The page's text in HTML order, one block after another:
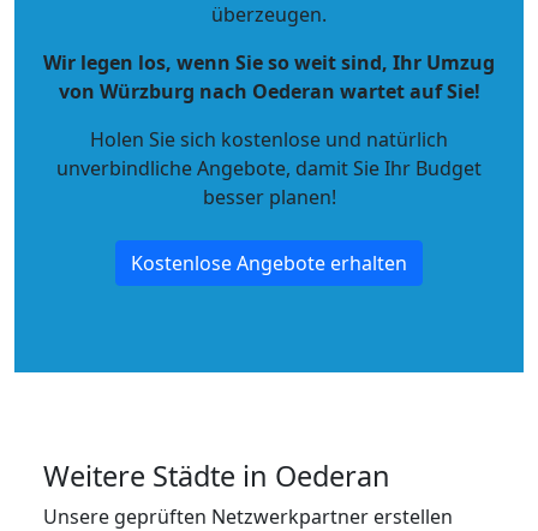
überzeugen.
Wir legen los, wenn Sie so weit sind, Ihr Umzug
von Würzburg nach Oederan wartet auf Sie!
Holen Sie sich kostenlose und natürlich
unverbindliche Angebote, damit Sie Ihr Budget
besser planen!
Kostenlose Angebote erhalten
Weitere Städte in Oederan
Unsere geprüften Netzwerkpartner erstellen